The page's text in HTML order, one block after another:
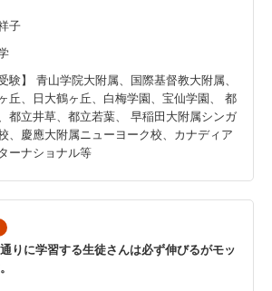
子
験】 青山学院大附属、国際基督教大附属、
丘、日大鶴ヶ丘、白梅学園、宝仙学園、 都
都立井草、都立若葉、 早稲田大附属シンガ
、慶應大附属ニューヨーク校、カナディア
ーナショナル等
りに学習する生徒さんは必ず伸びるがモッ